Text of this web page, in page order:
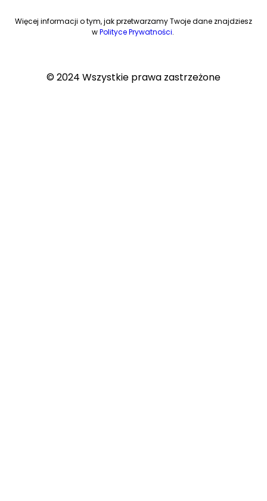
Więcej informacji o tym, jak przetwarzamy Twoje dane znajdziesz
wPolityce Prywatności.
© 2024 Wszystkie prawa zastrzeżone